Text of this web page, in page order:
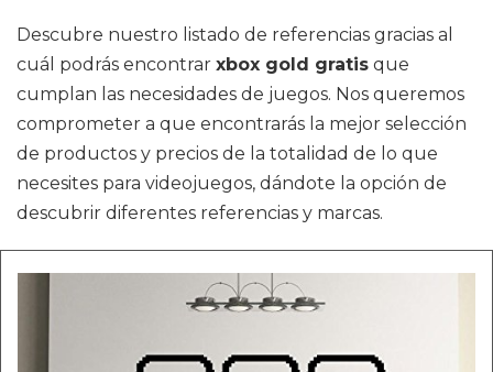
Descubre nuestro listado de referencias gracias al
cuál podrás encontrar xbox gold gratis que
cumplan las necesidades de juegos. Nos queremos
comprometer a que encontrarás la mejor selección
de productos y precios de la totalidad de lo que
necesites para videojuegos, dándote la opción de
descubrir diferentes referencias y marcas.